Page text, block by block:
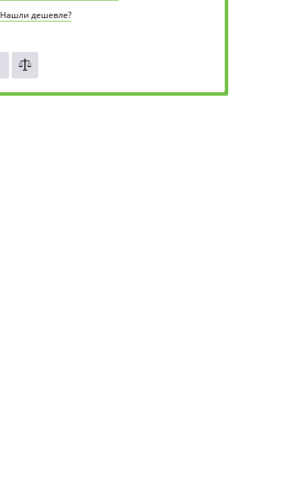
Нашли дешевле?